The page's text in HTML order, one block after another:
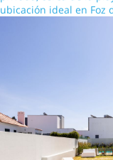
ubicación ideal en Foz